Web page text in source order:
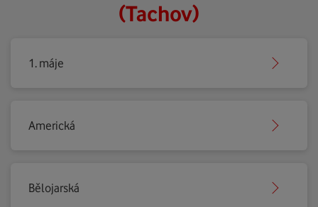
(Tachov)
1. máje
Americká
Bělojarská